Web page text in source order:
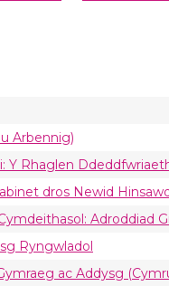
Arbennig)
Y Rhaglen
dros Newid
Ryngwladol
ac Addysg